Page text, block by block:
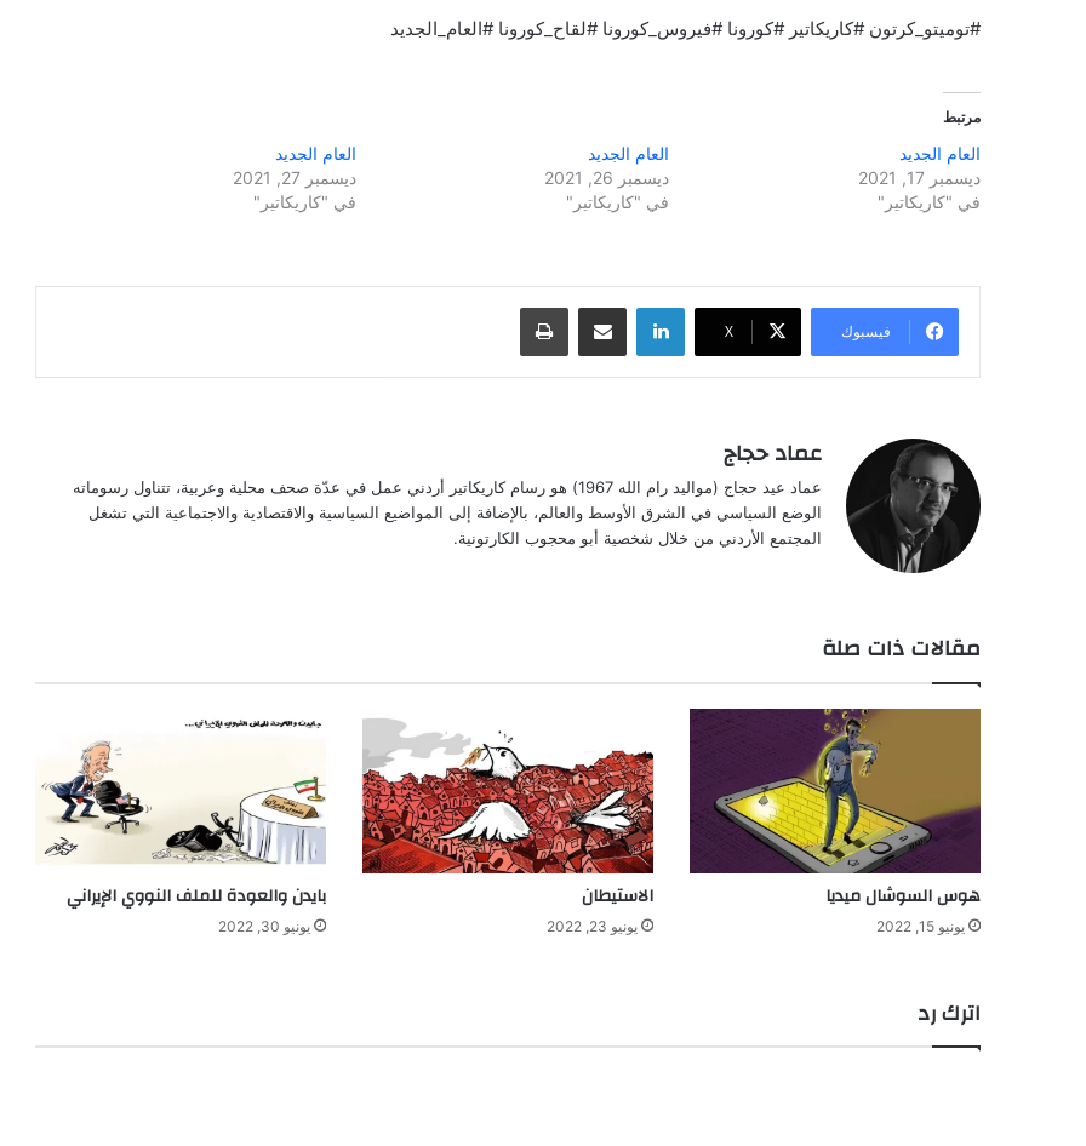
#توميتو_كرتون #كاريكاتير #كورونا #فيروس_كورونا #لقاح_كورونا #العام_الجديد
مرتبط
العام الجديد
ديسمبر 17, 2021
في "كاريكاتير"
العام الجديد
ديسمبر 26, 2021
في "كاريكاتير"
العام الجديد
ديسمبر 27, 2021
في "كاريكاتير"
فيسبوك ‫X
لينكدإن مشاركة عبر البريد طباعة
عماد حجاج
عماد عيد حجاج (مواليد رام الله 1967) هو رسام كاريكاتير أردني عمل في عدّة صحف محلية وعربية، تتناول رسوماته
الوضع السياسي في الشرق الأوسط والعالم، بالإضافة إلى المواضيع السياسية والاقتصادية والاجتماعية التي تشغل
المجتمع الأردني من خلال شخصية أبو محجوب الكارتونية.
مقالات ذات صلة
هوس السوشال ميديا
يونيو 15, 2022
الاستيطان
يونيو 23, 2022
بايدن والعودة للملف النووي الإيراني
يونيو 30, 2022
اترك رد